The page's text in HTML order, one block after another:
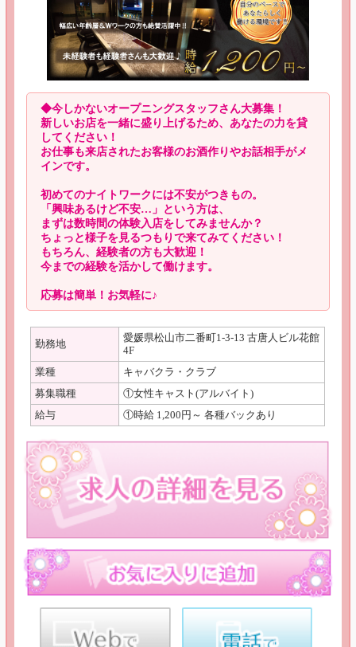
◆今しかないオープニングスタッフさん大募集！
新しいお店を一緒に盛り上げるため、あなたの力を貸
してください！
お仕事も来店されたお客様のお酒作りやお話相手がメ
インです。
初めてのナイトワークには不安がつきもの。
「興味あるけど不安…」という方は、
まずは数時間の体験入店をしてみませんか？
ちょっと様子を見るつもりで来てみてください！
もちろん、経験者の方も大歓迎！
今までの経験を活かして働けます。
応募は簡単！お気軽に♪
勤務地
愛媛県松山市二番町1-3-13 古唐人ビル花館
4F
業種
キャバクラ・クラブ
募集職種
①女性キャスト(アルバイト)
給与
①時給 1,200円～ 各種バックあり